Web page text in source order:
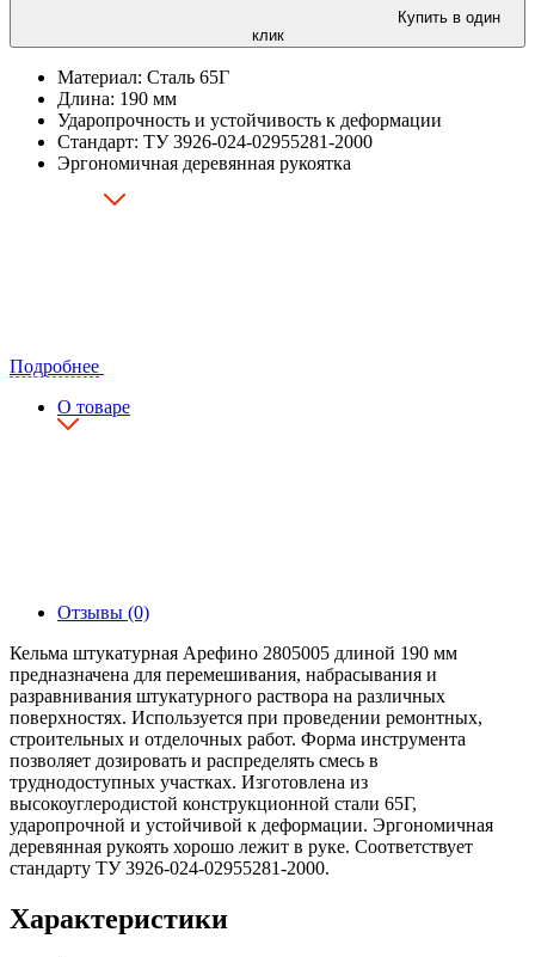
Купить в один
клик
Материал: Сталь 65Г
Длина: 190 мм
Ударопрочность и устойчивость к деформации
Стандарт: ТУ 3926-024-02955281-2000
Эргономичная деревянная рукоятка
Подробнее
О товаре
Отзывы (0)
Кельма штукатурная Арефино 2805005 длиной 190 мм
предназначена для перемешивания, набрасывания и
разравнивания штукатурного раствора на различных
поверхностях. Используется при проведении ремонтных,
строительных и отделочных работ. Форма инструмента
позволяет дозировать и распределять смесь в
труднодоступных участках. Изготовлена из
высокоуглеродистой конструкционной стали 65Г,
ударопрочной и устойчивой к деформации. Эргономичная
деревянная рукоять хорошо лежит в руке. Соответствует
стандарту ТУ 3926-024-02955281-2000.
Характеристики